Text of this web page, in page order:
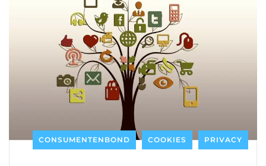
CONSUMENTENBOND COOKIES PRIVACY